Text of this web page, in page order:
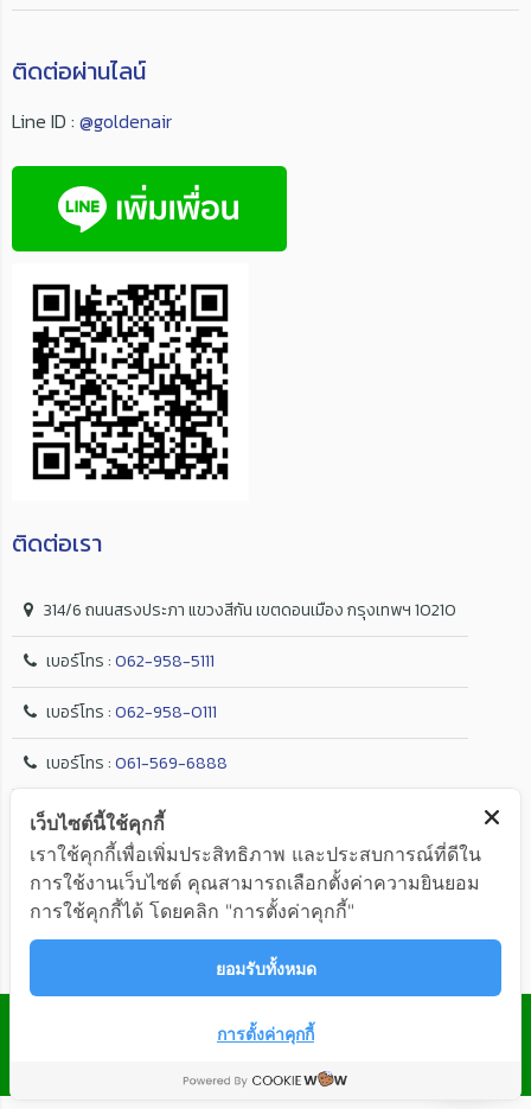
ติดต่อผ่านไลน์
Line ID : @goldenair
ติดต่อเรา
314/6 ถนนสรงประภา แขวงสีกัน เขตดอนเมือง กรุงเทพฯ 10210
เบอร์โทร :062-958-5111
เบอร์โทร :062-958-0111
เบอร์โทร :061-569-6888
E-mail :goldenair9999@gmail.com
Facebook Page :โกลเด้น แอร์
© GOLDEN AIR Co.,Ltd. ALL RIGHTS RESERVED
ติดต่อสอบถาม
เว็บไซต์นี้ใช้คุกกี้
เราใช้คุกกี้เพื่อเพิ่มประสิทธิภาพ และประสบการณ์ที่ดีใน
การใช้งานเว็บไซต์ คุณสามารถเลือกตั้งค่าความยินยอม
การใช้คุกกี้ได้ โดยคลิก "การตั้งค่าคุกกี้"
ยอมรับทั้งหมด
การตั้งค่าคุกกี้